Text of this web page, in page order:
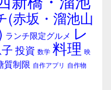
(赤坂・溜池山
ランチ限定グルメ レ
投資 数学 料理 映
質制限 自作アプリ 自作物